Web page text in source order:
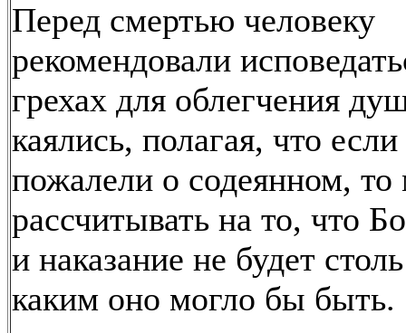
Перед смертью человеку
рекомендовали
грехах для облегчения
каялись, полагая, что
пожалели о содеянном,
рассчитывать на то, что
и наказание не будет
каким оно могло бы быть.